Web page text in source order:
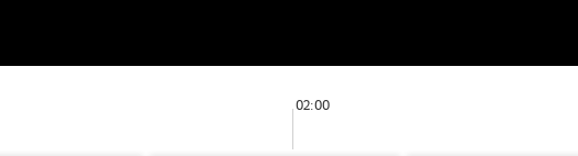
02:00